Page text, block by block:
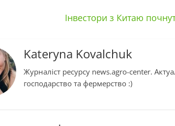
Інвестори з Китаю
Kateryna Kovalchuk
Журналіст ресурсу news.agro-center.
господарство та фермерство :)